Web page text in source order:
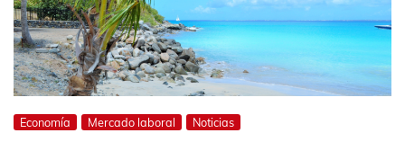
Economía Mercado laboral Noticias